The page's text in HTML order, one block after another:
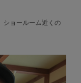
ショールーム近くの